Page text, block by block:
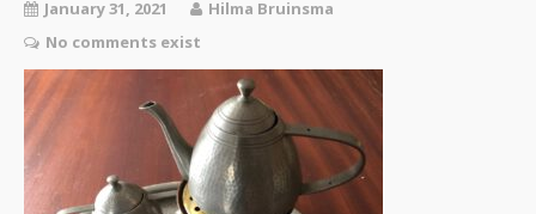
Gedichten
Contact
January 31, 2021
Hilma Bruinsma
No comments exist